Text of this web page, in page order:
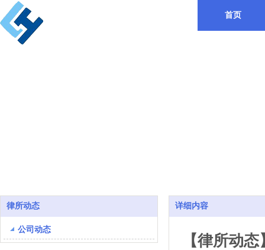
首页
律所动态
公司动态
详细内容
【律所动